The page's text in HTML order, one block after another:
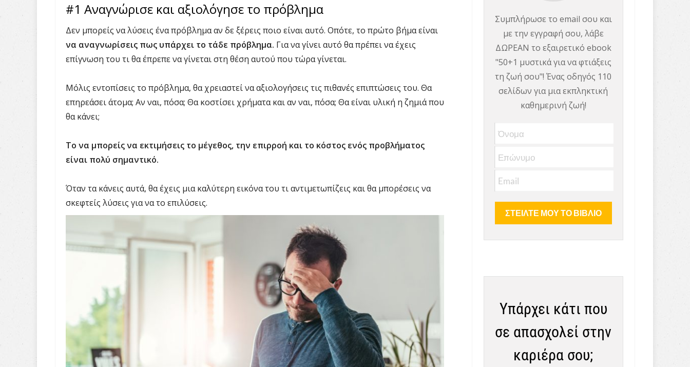
#1 Αναγνώρισε και αξιολόγησε το πρόβλημα
Δεν μπορείς να λύσεις ένα πρόβλημα αν δε ξέρεις ποιο είναι αυτό. Οπότε, το πρώτο βήμα είναι
να αναγνωρίσεις πως υπάρχει το τάδε πρόβλημα. Για να γίνει αυτό θα πρέπει να έχεις
επίγνωση του τι θα έπρεπε να γίνεται στη θέση αυτού που τώρα γίνεται.
Μόλις εντοπίσεις το πρόβλημα, θα χρειαστεί να αξιολογήσεις τις πιθανές επιπτώσεις του. Θα
επηρεάσει άτομα; Αν ναι, πόσα; Θα κοστίσει χρήματα και αν ναι, πόσα; Θα είναι υλική η ζημιά που
θα κάνει;
Το να μπορείς να εκτιμήσεις το μέγεθος, την επιρροή και το κόστος ενός προβλήματος
είναι πολύ σημαντικό.
Όταν τα κάνεις αυτά, θα έχεις μια καλύτερη εικόνα του τι αντιμετωπίζεις και θα μπορέσεις να
σκεφτείς λύσεις για να το επιλύσεις.
Συμπλήρωσε το email σου και
με την εγγραφή σου, λάβε
ΔΩΡΕΑΝ το εξαιρετικό ebook
"50+1 μυστικά για να φτιάξεις
τη ζωή σου"! Ένας οδηγός 110
σελίδων για μια εκπληκτική
καθημερινή ζωή!
Υπάρχει κάτι που
σε απασχολεί στην
καριέρα σου;